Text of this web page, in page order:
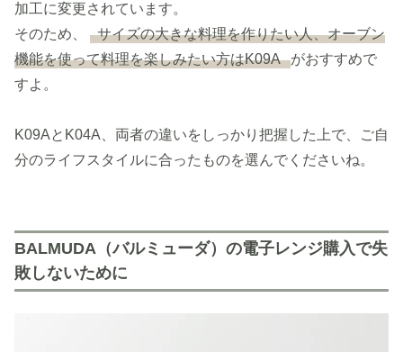
加工に変更されています。
そのため、
サイズの大きな料理を作りたい人、オーブン
機能を使って料理を楽しみたい方はK09A がおすすめで
すよ。
K09AとK04A、両者の違いをしっかり把握した上で、ご自
分のライフスタイルに合ったものを選んでくださいね。
BALMUDA（バルミューダ）の電子レンジ購入で失
敗しないために